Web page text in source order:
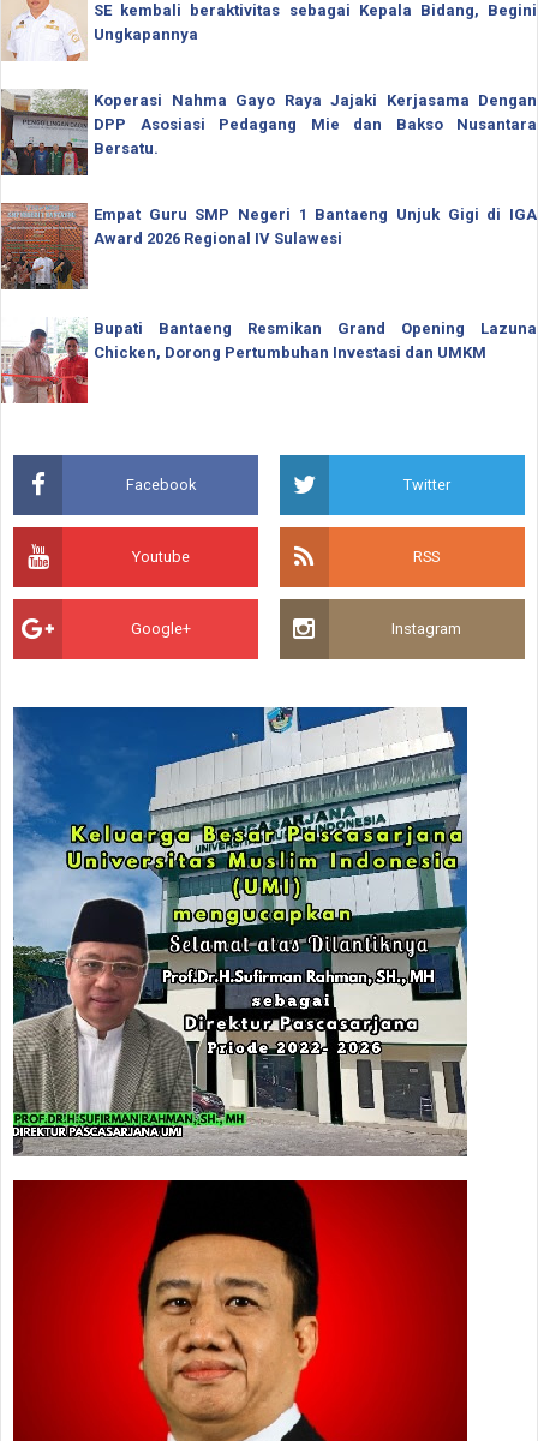
SE kembali beraktivitas sebagai Kepala Bidang, Begini
Ungkapannya
Koperasi Nahma Gayo Raya Jajaki Kerjasama Dengan
DPP Asosiasi Pedagang Mie dan Bakso Nusantara
Bersatu.
Empat Guru SMP Negeri 1 Bantaeng Unjuk Gigi di IGA
Award 2026 Regional IV Sulawesi
Bupati Bantaeng Resmikan Grand Opening Lazuna
Chicken, Dorong Pertumbuhan Investasi dan UMKM
Facebook Twitter
Youtube RSS
Google+ Instagram